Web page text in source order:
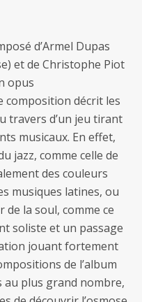
d’Armel Dupas
et de Christophe Piot
opus
composition décrit les
travers d’un jeu tirant
musicaux. En effet,
jazz, comme celle de
des couleurs
musiques latines, ou
la soul, comme ce
soliste et un passage
jouant fortement
de l’album
au plus grand nombre,